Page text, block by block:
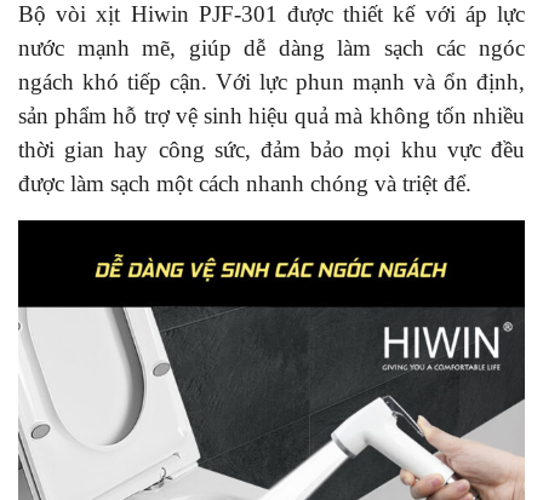
Bộ vòi xịt Hiwin PJF-301 được thiết kế với áp lực
nước mạnh mẽ, giúp dễ dàng làm sạch các ngóc
ngách khó tiếp cận. Với lực phun mạnh và ổn định,
sản phẩm hỗ trợ vệ sinh hiệu quả mà không tốn nhiều
thời gian hay công sức, đảm bảo mọi khu vực đều
được làm sạch một cách nhanh chóng và triệt để.